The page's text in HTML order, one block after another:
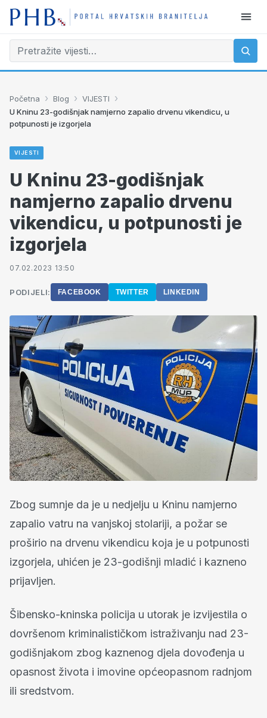
Početna › Blog › VIJESTI ›
U Kninu 23-godišnjak namjerno zapalio drvenu vikendicu, u
potpunosti je izgorjela
VIJESTI
U Kninu 23-godišnjak
namjerno zapalio drvenu
vikendicu, u potpunosti je
izgorjela
07.02.2023 13:50
PODIJELI: FACEBOOK TWITTER LINKEDIN
Zbog sumnje da je u nedjelju u Kninu namjerno
zapalio vatru na vanjskoj stolariji, a požar se
proširio na drvenu vikendicu koja je u potpunosti
izgorjela, uhićen je 23-godišnji mladić i kazneno
prijavljen.
Šibensko-kninska policija u utorak je izvijestila o
dovršenom kriminalističkom istraživanju nad 23-
godišnjakom zbog kaznenog djela dovođenja u
opasnost života i imovine općeopasnom radnjom
ili sredstvom.